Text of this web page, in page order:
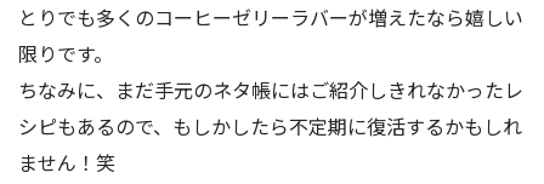
とりでも多くのコーヒーゼリーラバーが増えたなら嬉しい
限りです。
ちなみに、まだ手元のネタ帳にはご紹介しきれなかったレ
シピもあるので、もしかしたら不定期に復活するかもしれ
ません！笑